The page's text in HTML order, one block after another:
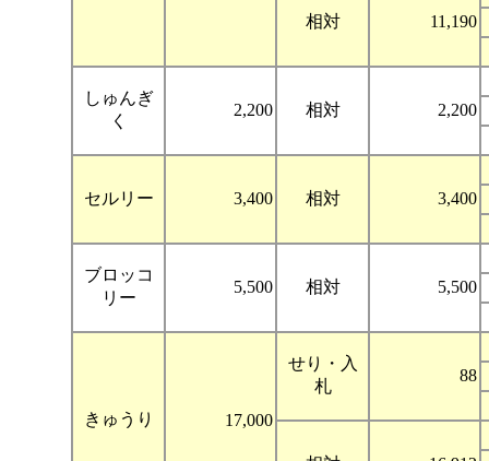
相対 11,190
しゅんぎ
く
2,200 相対 2,200
セルリー 3,400 相対 3,400
ブロッコ
リー
5,500 相対 5,500
きゅうり 17,000
せり・入
札
88